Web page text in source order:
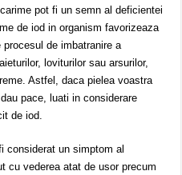
pot fi un semn al deficientei
de iod in organism favorizeaza
de imbatranire a
loviturilor sau arsurilor,
Astfel, daca pielea voastra
pace, luati in considerare
de iod.
considerat un simptom al
cu vederea atat de usor precum